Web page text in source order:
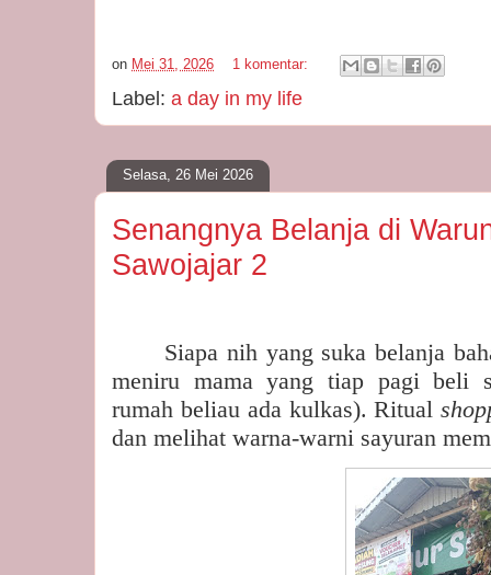
on Mei 31, 2026 1 komentar:
Label: a day in my life
Selasa, 26 Mei 2026
Senangnya Belanja di
Sawojajar 2
Siapa nih yang suka belanja
meniru mama yang tiap pagi beli
rumah beliau ada kulkas). Ritual
dan melihat warna-warni sayuran